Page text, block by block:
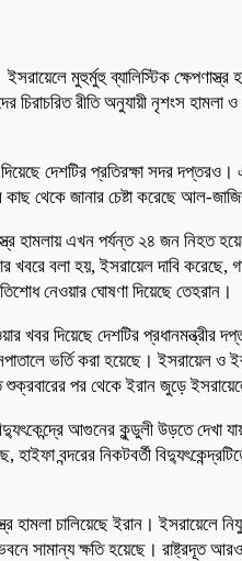
মুহুর্মুহু ব্যালিস্টিক
চিরাচরিত রীতি অনুযায়ী নৃশংস
দেশটির প্রতিরক্ষা সদর
থেকে জানার চেষ্টা করেছে আল-
হামলায় এখন পর্যন্ত ২৪ জন নিহত
বলা হয়, ইসরায়েল দাবি করেছে,
নেওয়ার ঘোষণা দিয়েছে তেহরান।
খবর দিয়েছে দেশটির
ভর্তি করা হয়েছে। ইসরায়েল ও
শুক্রবারের পর থেকে ইরান জুড়ে
বিদ্যুৎকেন্দ্রে আগুনের কুন্ডুলী উড়তে
বন্দরের নিকটবর্তী
হামলা চালিয়েছে ইরান।
সামান্য ক্ষতি হয়েছে।